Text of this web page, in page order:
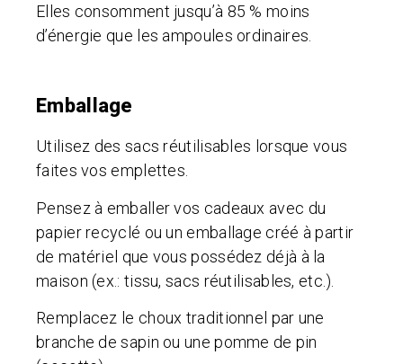
Elles consomment jusqu’à 85 % moins
d’énergie que les ampoules ordinaires.
Emballage
Utilisez des sacs réutilisables lorsque vous
faites vos emplettes.
Pensez à emballer vos cadeaux avec du
papier recyclé ou un emballage créé à partir
de matériel que vous possédez déjà à la
maison (ex.: tissu, sacs réutilisables, etc.).
Remplacez le choux traditionnel par une
branche de sapin ou une pomme de pin